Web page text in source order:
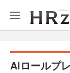
AIロールプ